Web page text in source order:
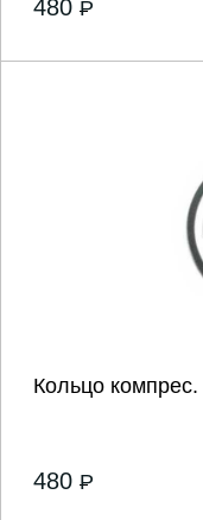
480 P
Кольцо
480 P